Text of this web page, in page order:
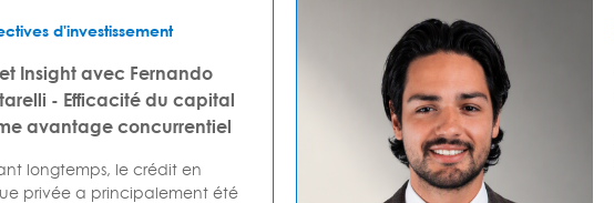
d'investissement
Insight avec Fernando
- Efficacité du capital
avantage concurrentiel
longtemps, le crédit en
privée a principalement été